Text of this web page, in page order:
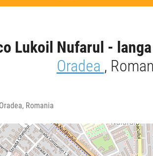
Lukoil Nufarul -
Oradea ,
Romania